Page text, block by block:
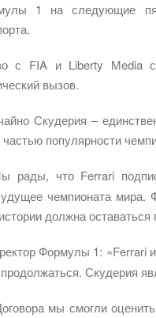
1 на следующие
с FIA и Liberty Media
вызов.
Скудерия –
популярности
рады, что Ferrari
чемпионата мира.
должна оставаться
Формулы 1: «Ferrari
Скудерия
мы смогли